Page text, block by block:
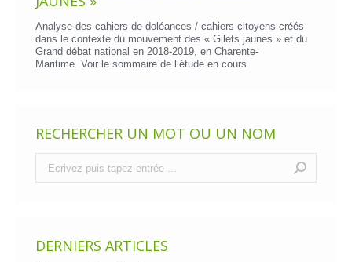
Analyse des cahiers de doléances / cahiers citoyens créés
dans le contexte du mouvement des « Gilets jaunes » et du
Grand débat national en 2018-2019, en Charente-
Maritime. Voir le sommaire de l’étude en cours
RECHERCHER UN MOT OU UN NOM
DERNIERS ARTICLES